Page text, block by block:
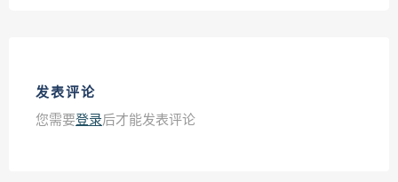
发表评论
您需要登录后才能发表评论